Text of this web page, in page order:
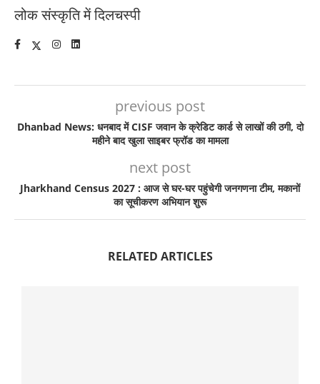
लोक संस्कृति में दिलचस्पी
previous post
Dhanbad News: धनबाद में CISF जवान के क्रेडिट कार्ड से लाखों की ठगी, दो
महीने बाद खुला साइबर फ्रॉड का मामला
next post
Jharkhand Census 2027 : आज से घर-घर पहुंचेगी जनगणना टीम, मकानों
का सूचीकरण अभियान शुरू
RELATED ARTICLES